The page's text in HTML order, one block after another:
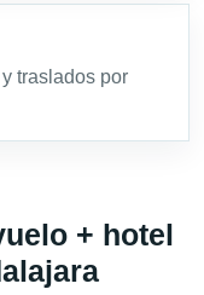
traslados por
+ hotel